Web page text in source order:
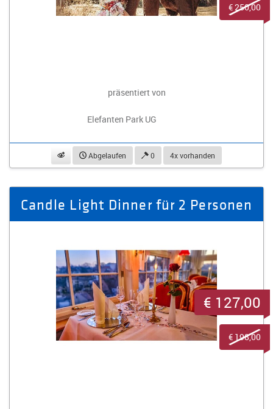
präsentiert von
Elefanten Park UG
beobachtenAbgelaufen 0 4x vorhanden
€ 250,00
Candle Light Dinner für 2 Personen
€ 127,00
€ 198,00